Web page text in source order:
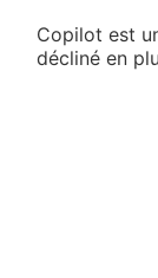
Copilot est
décliné en